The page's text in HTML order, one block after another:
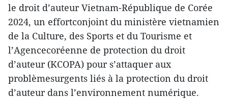
le droit d’auteur Vietnam-République de Corée
2024, un effortconjoint du ministère vietnamien
de la Culture, des Sports et du Tourisme et
l’Agencecoréenne de protection du droit
d’auteur (KCOPA) pour s’attaquer aux
problèmesurgents liés à la protection du droit
d’auteur dans l’environnement numérique.